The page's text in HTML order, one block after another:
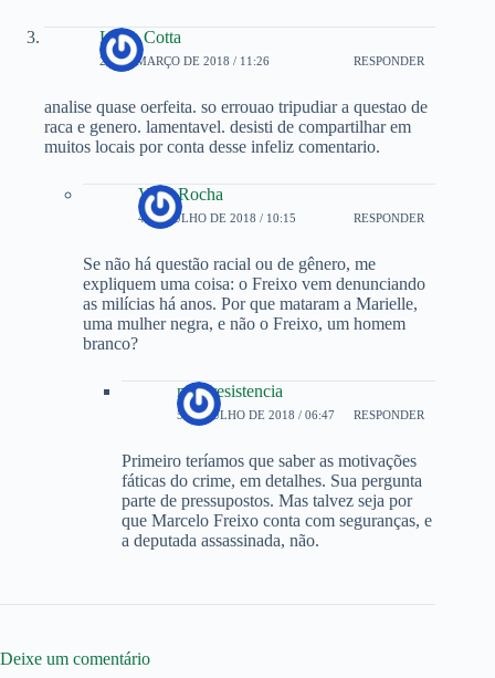
Luiza Cotta
20 DE MARÇO DE 2018 / 11:26 RESPONDER
analise quase oerfeita. so errouao tripudiar a questao de
raca e genero. lamentavel. desisti de compartilhar em
muitos locais por conta desse infeliz comentario.
Vitor Rocha
4 DE JULHO DE 2018 / 10:15 RESPONDER
Se não há questão racial ou de gênero, me
expliquem uma coisa: o Freixo vem denunciando
as milícias há anos. Por que mataram a Marielle,
uma mulher negra, e não o Freixo, um homem
branco?
novaresistencia
5 DE JULHO DE 2018 / 06:47 RESPONDER
Primeiro teríamos que saber as motivações
fáticas do crime, em detalhes. Sua pergunta
parte de pressupostos. Mas talvez seja por
que Marcelo Freixo conta com seguranças, e
a deputada assassinada, não.
Deixe um comentário